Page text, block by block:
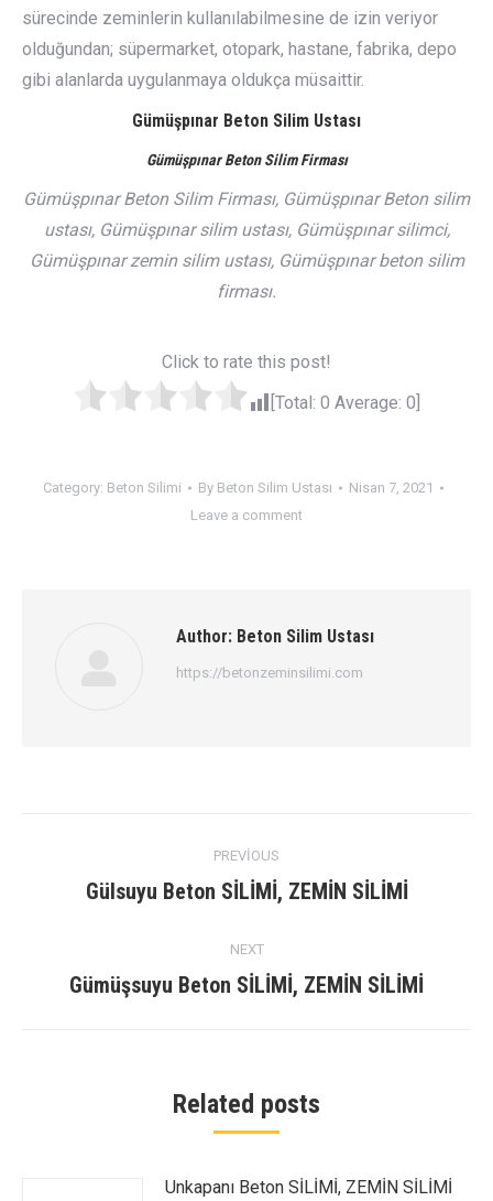
sürecinde zeminlerin kullanılabilmesine de izin veriyor
olduğundan; süpermarket, otopark, hastane, fabrika, depo
gibi alanlarda uygulanmaya oldukça müsaittir.
Gümüşpınar Beton Silim Ustası
Gümüşpınar Beton Silim Firması
Gümüşpınar Beton Silim Firması, Gümüşpınar Beton silim
ustası, Gümüşpınar silim ustası, Gümüşpınar silimci,
Gümüşpınar zemin silim ustası, Gümüşpınar beton silim
firması.
Click to rate this post!
[Total: 0 Average: 0
Category: Beton Silimi By Beton Silim Ustası
Nisan 7, 2021
Leave a comment
Author: Beton Silim Ustası
https://betonzeminsilimi.com
navigation
PREVIOUS
Previous
Gülsuyu Beton SİLİMİ, ZEMİN SİLİMİ
NEXT
Next
Gümüşsuyu Beton SİLİMİ, ZEMİN SİLİMİ
Related posts
Unkapanı Beton SİLİMİ, ZEMİN SİLİMİ